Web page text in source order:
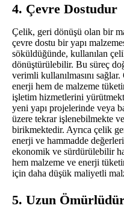
4. Çevre Dostudur
Çelik, geri dönüşü olan bir
çevre dostu bir yapı
söküldüğünde, kullanılan
dönüştürülebilir. Bu süreç
verimli kullanılmasını
enerji hem de malzeme
işletim hizmetlerini
yeni yapı projelerinde veya
üzere tekrar işlenebilmekte
birikmektedir. Ayrıca çelik
enerji ve hammadde
ekonomik ve sürdürülebilir
hem malzeme ve enerji
için daha düşük maliyetli
5. Uzun